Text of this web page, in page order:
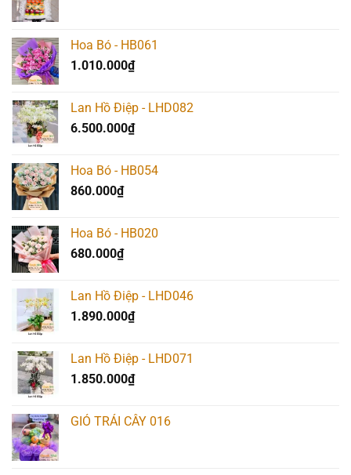
Hoa Bó - HB061
1.010.000₫
Lan Hồ Điệp - LHD082
6.500.000₫
Hoa Bó - HB054
860.000₫
Hoa Bó - HB020
680.000₫
Lan Hồ Điệp - LHD046
1.890.000₫
Lan Hồ Điệp - LHD071
1.850.000₫
GIỎ TRÁI CÂY 016